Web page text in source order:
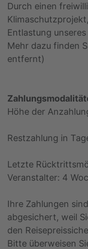
Durch einen
Entlastung
Mehr dazu finden
entfernt)
Höhe der
Restzahlung in
Letzte
Veranstalter: 4
Ihre Zahlungen
abgesichert, weil
den
Bitte überweisen